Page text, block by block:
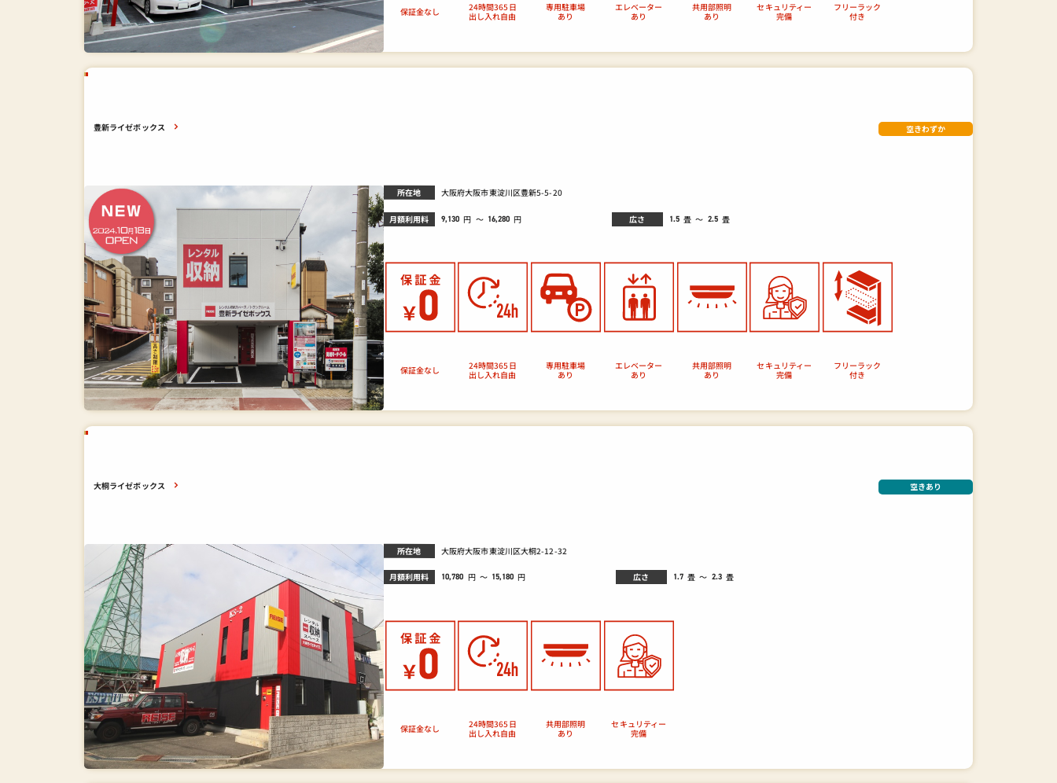
保証金なし 24時間365日
出し入れ自由
専用駐車場
あり
エレベーター
あり
共用部照明
あり
セキュリティー
完備
フリーラック
付き
豊新ライゼボックス 空きわずか
所在地 大阪府大阪市東淀川区豊新5-5-20
月額利用料 9,130 円 ～ 16,280 円 広さ 1.5 畳 ～ 2.5 畳
保証金なし 24時間365日
出し入れ自由
専用駐車場
あり
エレベーター
あり
共用部照明
あり
セキュリティー
完備
フリーラック
付き
大桐ライゼボックス 空きあり
所在地 大阪府大阪市東淀川区大桐2-12-32
月額利用料 10,780 円 ～ 15,180 円 広さ 1.7 畳 ～ 2.3 畳
保証金なし 24時間365日
出し入れ自由
共用部照明
あり
セキュリティー
完備